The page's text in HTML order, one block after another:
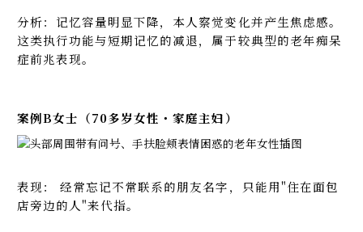
分析：记忆容量明显下降，本人察觉变化并产生焦虑感。
这类执行功能与短期记忆的减退，属于较典型的老年痴呆
症前兆表现。
案例B女士（70多岁女性・家庭主妇）
表现： 经常忘记不常联系的朋友名字，只能用"住在面包
店旁边的人"来代指。